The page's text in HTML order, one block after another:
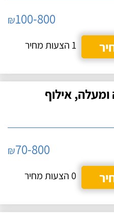
₪100-800
1 הצעות מחיר
ומעלה, אילוף
₪70-800
0 הצעות מחיר